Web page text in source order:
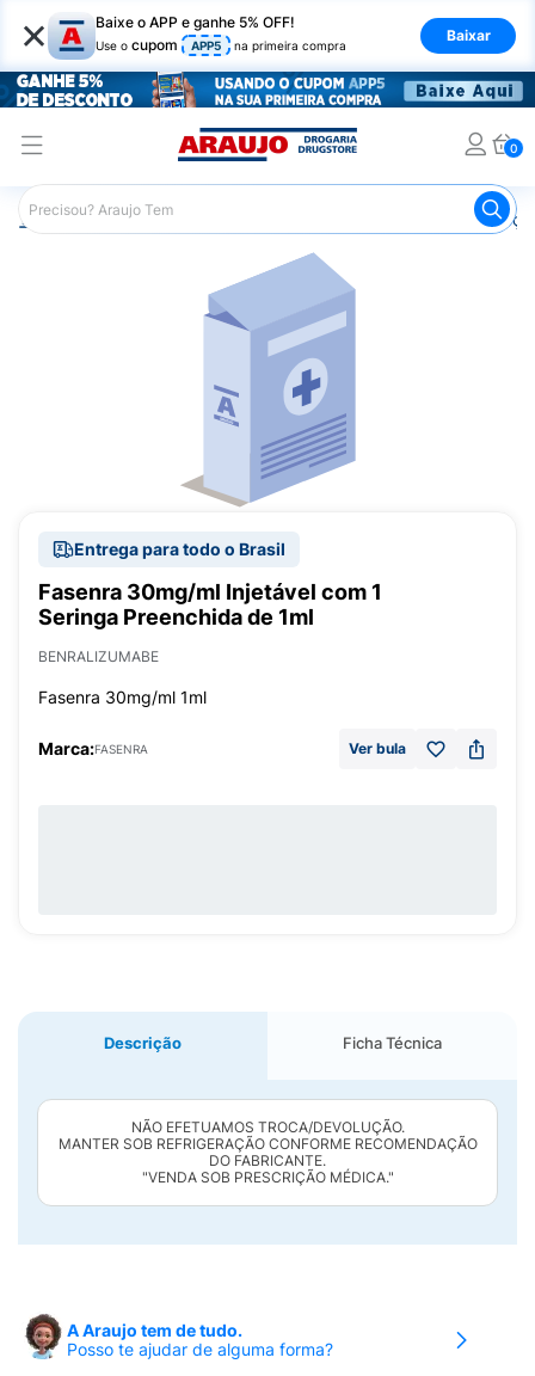
× Baixe o APP e ganhe 5% OFF!
Use o cupom APP5 na primeira compra
Baixar
0
Araujo Medicamentos Remédios para Alergias e
Entrega para todo o Brasil
Fasenra 30mg/ml Injetável com 1
Seringa Preenchida de 1ml
BENRALIZUMABE
Fasenra 30mg/ml 1ml
Marca:FASENRA Ver bula
Descrição Ficha Técnica
NÃO EFETUAMOS TROCA/DEVOLUÇÃO.
MANTER SOB REFRIGERAÇÃO CONFORME RECOMENDAÇÃO
DO FABRICANTE.
"VENDA SOB PRESCRIÇÃO MÉDICA."
A Araujo tem de tudo.
Posso te ajudar de alguma forma?